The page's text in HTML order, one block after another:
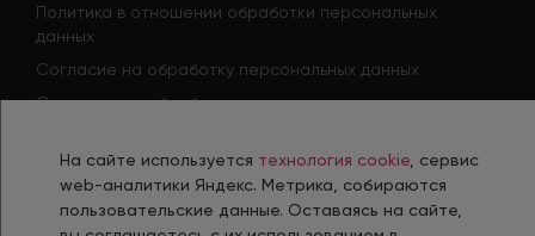
Политика в отношении обработки персональных
данных
Согласие на обработку персональных данных
Согласие на обработку персональных данных
Политика использования файлов cookie
Согласие на получение рекламной рассылки
На сайте используется технология cookie , сервис
web-аналитики Яндекс. Метрика, собираются
пользовательские данные. Оставаясь на сайте,